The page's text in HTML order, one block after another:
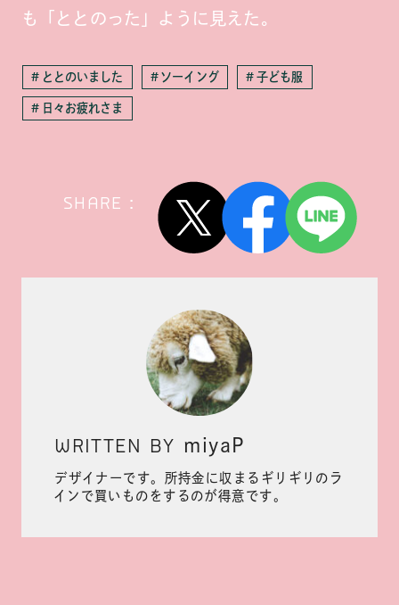
も「ととのった」ように見えた。
ととのいました ソーイング 子ども服
日々お疲れさま
SHARE :
WRITTEN BY miyaP
デザイナーです。所持金に収まるギリギリのラ
インで買いものをするのが得意です。